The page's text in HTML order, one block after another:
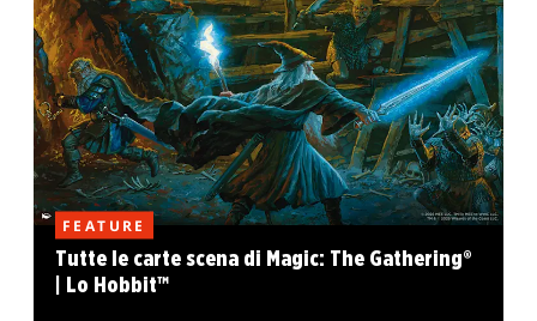
FEATURE
Tutte le carte scena di Magic: The Gathering®
| Lo Hobbit™